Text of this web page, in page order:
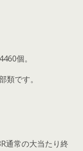
個。
類です。
通常の大当たり終